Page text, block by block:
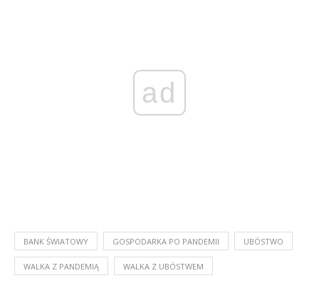
ad
BANK ŚWIATOWY GOSPODARKA PO PANDEMII UBÓSTWO
WALKA Z PANDEMIĄ WALKA Z UBÓSTWEM